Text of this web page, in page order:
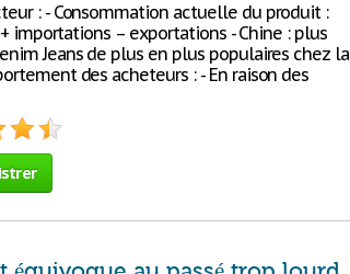
: - Consommation actuelle du produit :
importations – exportations - Chine : plus
Jeans de plus en plus populaires chez la
des acheteurs : - En raison des